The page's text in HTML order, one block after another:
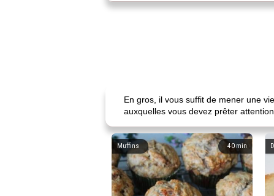
En gros, il vous suffit de mener une
auxquelles vous devez prêter
40 min
Muffins